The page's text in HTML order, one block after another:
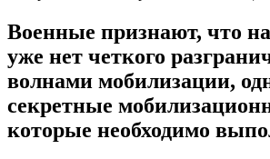
Военные признают, что
уже нет четкого
волнами мобилизации,
секретные
которые необходимо